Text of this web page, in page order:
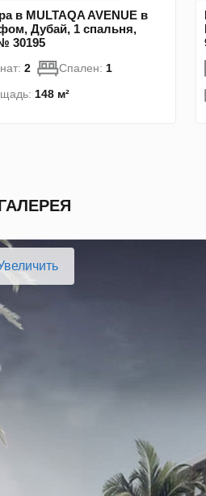
в MULTAQA AVENUE в
Дубай, 1 спальня,
30195
2 Спален: 1
148 м²